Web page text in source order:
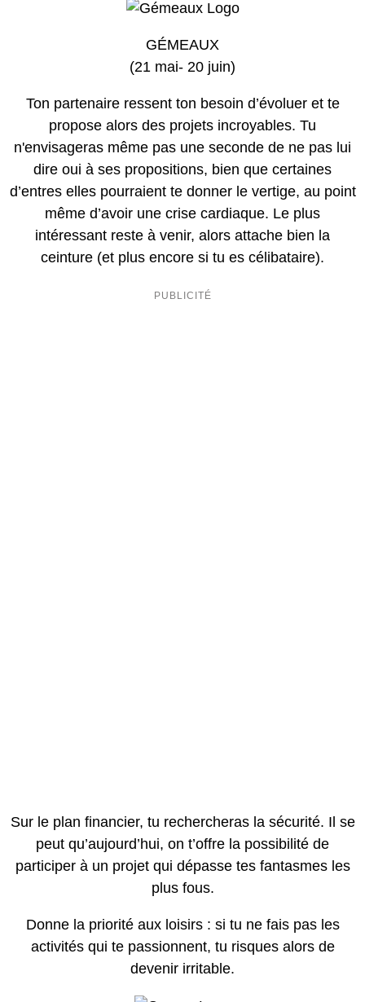
GÉMEAUX
(21 mai- 20 juin)
Ton partenaire ressent ton besoin d’évoluer et te
propose alors des projets incroyables. Tu
n'envisageras même pas une seconde de ne pas lui
dire oui à ses propositions, bien que certaines
d’entres elles pourraient te donner le vertige, au point
même d’avoir une crise cardiaque. Le plus
intéressant reste à venir, alors attache bien la
ceinture (et plus encore si tu es célibataire).
Sur le plan financier, tu rechercheras la sécurité. Il se
peut qu’aujourd’hui, on t’offre la possibilité de
participer à un projet qui dépasse tes fantasmes les
plus fous.
Donne la priorité aux loisirs : si tu ne fais pas les
activités qui te passionnent, tu risques alors de
devenir irritable.